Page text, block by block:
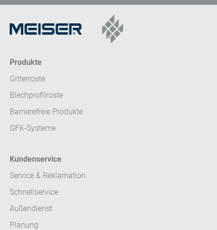
Produkte
Gitterroste
Blechprofilroste
Barrierefreie Produkte
GFK-Systeme
Kundenservice
Service & Reklamation
Schnellservice
Außendienst
Planung